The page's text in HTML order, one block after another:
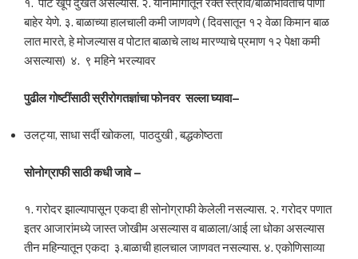
१. पोट खूप दुखत असल्यास. २. योनीमार्गातून रक्त स्त्राव/बाळाभोवतीचे पाणी
बाहेर येणे. ३. बाळाच्या हालचाली कमी जाणवणे ( दिवसातून १२ वेळा किमान बाळ
लात मारते, हे मोजल्यास व पोटात बाळाचे लाथ मारण्याचे प्रमाण १२ पेक्षा कमी
असल्यास) ४. ९ महिने भरल्यावर
पुढीलगोष्टींसाठीस्रीरोगतज्ञांचाफोनवर सल्लाघ्यावा–
उलट्या, साधा सर्दी खोकला, पाठदुखी , बद्धकोष्ठता
सोनोग्राफीसाठीकधीजावे –
१. गरोदर झाल्यापासून एकदा ही सोनोग्राफी केलेली नसल्यास. २. गरोदर पणात
इतर आजारांमध्ये जास्त जोखीम असल्यास व बाळाला/आई ला धोका असल्यास
तीन महिन्यातून एकदा ३.बाळाची हालचाल जाणवत नसल्यास. ४. एकोणिसाव्या